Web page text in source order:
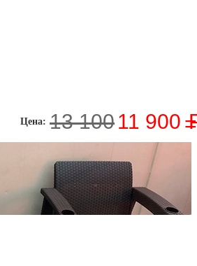
Цена: 13 10011 900 =